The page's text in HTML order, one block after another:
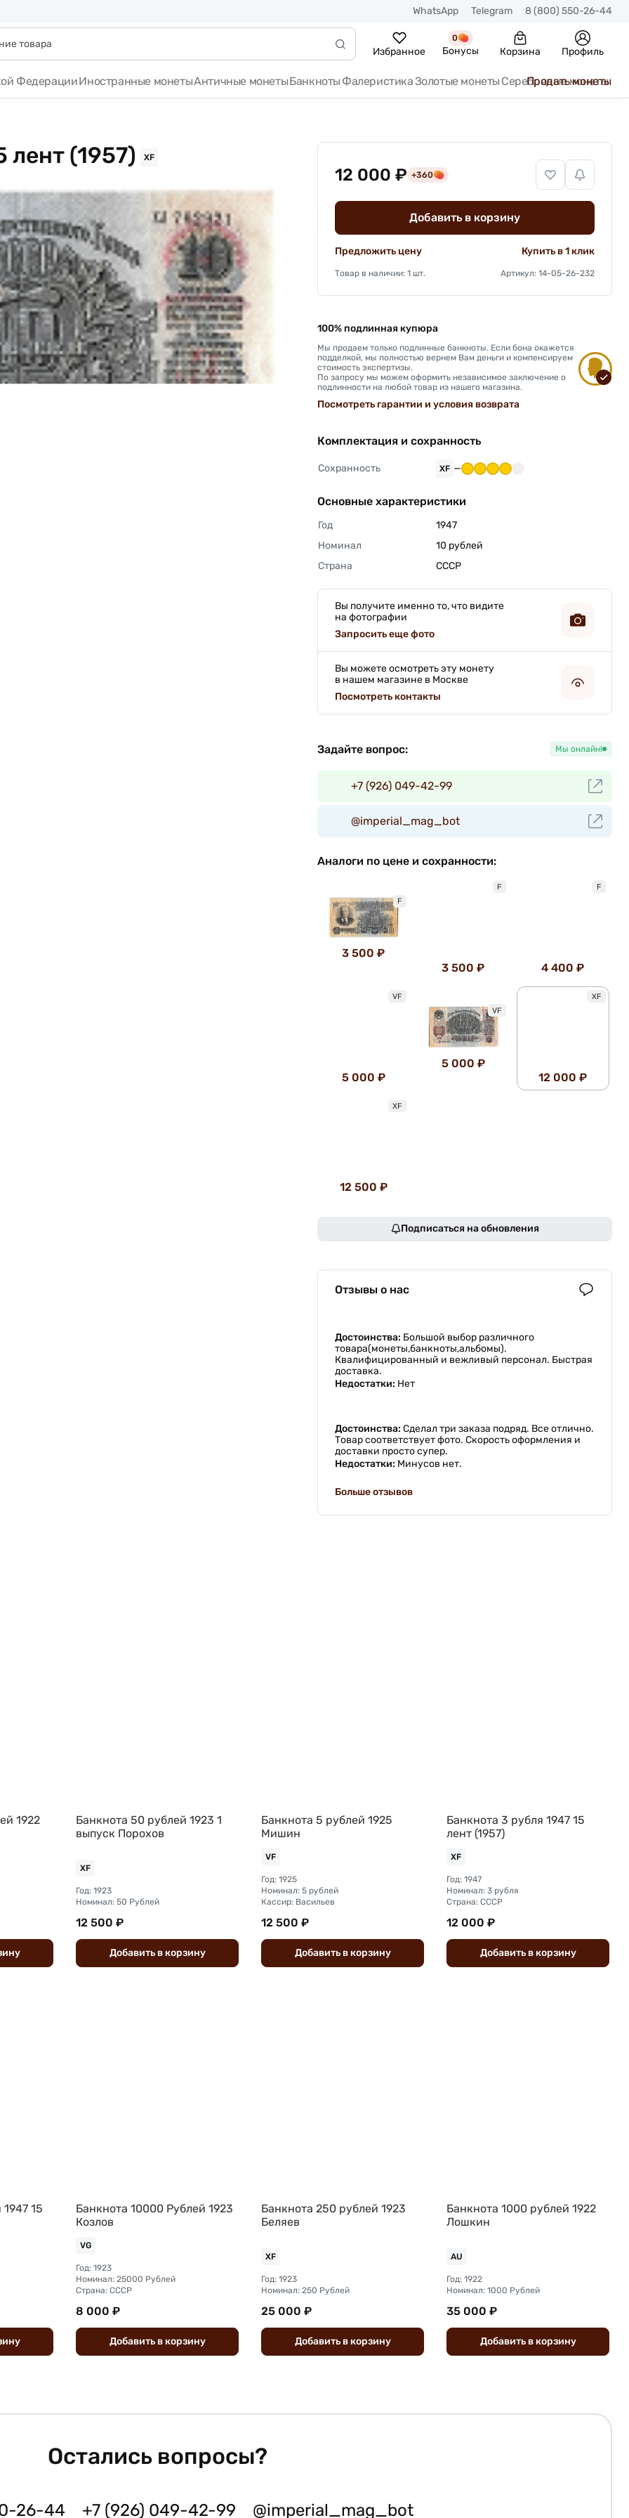
WhatsApp Telegram 8 (800) 550-26-44
Избранное
0
Бонусы Корзина Профиль
ФедерацииИностранные монетыАнтичные монетыБанкноты ФалеристикаЗолотые монеты Серебряные монеты
Продать монеты
лент (1957) XF
12 000 ₽ +360
Добавить в корзину
Предложить цену Купить в 1 клик
Товар в наличии: 1 шт. Артикул: 14-05-26-232
100% подлинная купюра
Мы продаем только подлинные банкноты. Если бона окажется
подделкой, мы полностью вернем Вам деньги и компенсируем
стоимость экспертизы.
По запросу мы можем оформить независимое заключение о
подлинности на любой товар из нашего магазина.
Посмотреть гарантии и условия возврата
Комплектация и сохранность
Сохранность XF —
Основные характеристики
Год
1947
Номинал
10 рублей
Страна
СССР
Вы получите именно то, что видите
на фотографии
Запросить еще фото
Вы можете осмотреть эту монету
в нашем магазине в Москве
Посмотреть контакты
Задайте вопрос: Мы онлайн!
+7 (926) 049-42-99
@imperial_mag_bot
Аналоги по цене и сохранности:
F
3 500 ₽
F
3 500 ₽
F
4 400 ₽
VF
5 000 ₽
VF
5 000 ₽
XF
12 000 ₽
XF
12 500 ₽
Подписаться на обновления
Отзывы о нас
Достоинства: Большой выбор различного
товара(монеты,банкноты,альбомы).
Квалифицированный и вежливый персонал. Быстрая
доставка.
Недостатки: Нет
Достоинства: Сделал три заказа подряд. Все отлично.
Товар соответствует фото. Скорость оформления и
доставки просто супер.
Недостатки: Минусов нет.
Больше отзывов
1922
Банкнота 50 рублей 1923 1
выпуск Порохов
XF
Год: 1923
Номинал: 50 Рублей
12 500 ₽
Добавить вкорзину
Банкнота 5 рублей 1925
Мишин
VF
Год: 1925
Номинал: 5 рублей
Кассир: Васильев
12 500 ₽
Добавить вкорзину
Банкнота 3 рубля 1947 15
лент (1957)
XF
Год: 1947
Номинал: 3 рубля
Страна: СССР
12 000 ₽
Добавить вкорзину
15
Банкнота 10000 Рублей 1923
Козлов
VG
Год: 1923
Номинал: 25000 Рублей
Страна: СССР
8 000 ₽
Добавить вкорзину
Банкнота 250 рублей 1923
Беляев
XF
Год: 1923
Номинал: 250 Рублей
25 000 ₽
Добавить вкорзину
Банкнота 1000 рублей 1922
Лошкин
AU
Год: 1922
Номинал: 1000 Рублей
35 000 ₽
Добавить вкорзину
Остались вопросы?
26-44 +7 (926) 049-42-99 @imperial_mag_bot